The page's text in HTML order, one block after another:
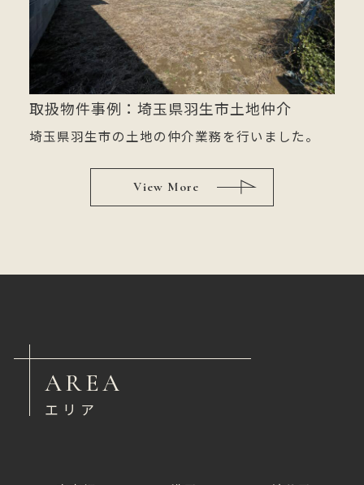
取扱物件事例：埼玉県羽生市土地仲介
埼玉県羽生市の土地の仲介業務を行いました。
View More
AREA
エリア